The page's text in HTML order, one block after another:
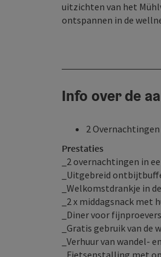
uitzichten van het
ontspannen in de
Info over de
2 Overnachtingen
Prestaties
_2 overnachtingen in
_Uitgebreid
_Welkomstdrankje in
_2 x middagsnack
_Diner voor
_Gratis gebruik van de
_Verhuur van wandel-
_Fietsenstalling met